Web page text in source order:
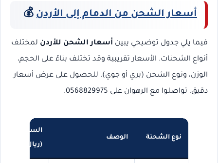
أسعار الشحن من الدمام إلى الأردن 💰
فيما يلي جدول توضيحي يبين أسعار الشحن للأردن لمختلف
أنواع الشحنات. الأسعار تقريبية وقد تختلف بناءً على الحجم،
الوزن، ونوع الشحن (بري أو جوي). للحصول على عرض أسعار
دقيق، تواصلوا مع الرهوان على 0568829975.
نوع الشحنة الوصف
السعر
(ريال